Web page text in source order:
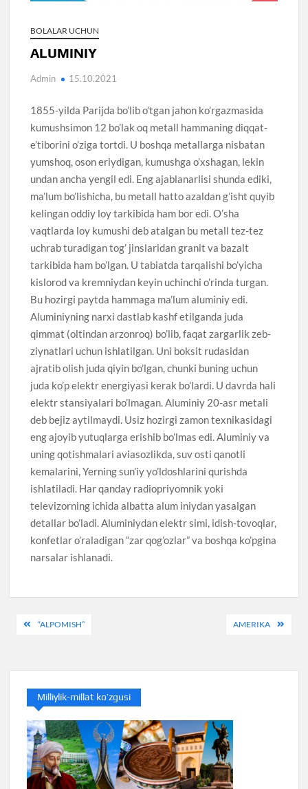
BOLALAR UCHUN
ALUMINIY
Admin 15.10.2021
1855-yilda Parijda bo’lib o’tgan jahon ko’rgazmasida
kumushsimon 12 bo’lak oq metall hammaning diqqat-
e’tiborini o’ziga tortdi. U boshqa metallarga nisbatan
yumshoq, oson eriydigan, kumushga o’xshagan, lekin
undan ancha yengil edi. Eng ajablanarlisi shunda ediki,
ma’lum bo’lishicha, bu metall hatto azaldan g’isht quyib
kelingan oddiy loy tarkibida ham bor edi. O’sha
vaqtlarda loy kumushi deb atalgan bu metall tez-tez
uchrab turadigan tog’ jinslaridan granit va bazalt
tarkibida ham bo’lgan. U tabiatda tarqalishi bo’yicha
kislorod va kremniydan keyin uchinchi o’rinda turgan.
Bu hozirgi paytda hammaga ma’lum aluminiy edi.
Aluminiyning narxi dastlab kashf etilganda juda
qimmat (oltindan arzonroq) bo’lib, faqat zargarlik zeb-
ziynatlari uchun ishlatilgan. Uni boksit rudasidan
ajratib olish juda qiyin bo’lgan, chunki buning uchun
juda ko’p elektr energiyasi kerak bo’lardi. U davrda hali
elektr stansiyalari bo’lmagan. Aluminiy 20-asr metali
deb bejiz aytilmaydi. Usiz hozirgi zamon texnikasidagi
eng ajoyib yutuqlarga erishib bo’lmas edi. Aluminiy va
uning qotishmalari aviasozlikda, suv osti qanotli
kemalarini, Yerning sun’iy yo’ldoshlarini qurishda
ishlatiladi. Har qanday radiopriyomnik yoki
televizorning ichida albatta alum iniydan yasalgan
detallar bo’ladi. Aluminiydan elektr simi, idish-tovoqlar,
konfetlar o’raladigan “zar qog’ozlar” va boshqa ko’pgina
narsalar ishlanadi.
Post“ALPOMISH” AMERIKA
Milliylik-millat ko’zgusi